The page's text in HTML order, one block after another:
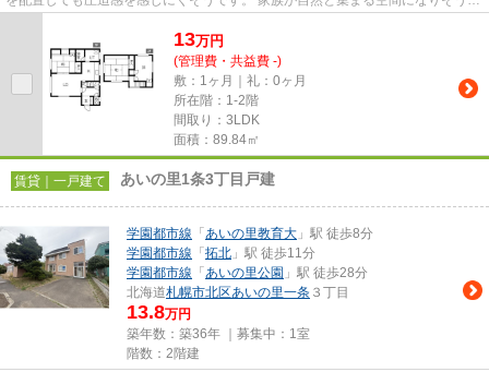
13万円
(管理費・共益費 -)
敷：1ヶ月｜礼：0ヶ月
所在階：1-2階
間取り：3LDK
面積：89.84㎡
賃貸｜一戸建て あいの里1条3丁目戸建
学園都市線 「 あいの里教育大 」駅 徒歩8分
学園都市線 「 拓北 」駅 徒歩11分
学園都市線 「 あいの里公園 」駅 徒歩28分
北海道札幌市北区あいの里一条 ３丁目
13.8万円
築年数：築36年 ｜募集中： 1室
階数：2階建